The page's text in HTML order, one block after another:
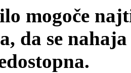
mogoče
da se